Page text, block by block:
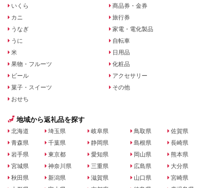
いくら
カニ
うなぎ
うに
米
果物・フルーツ
ビール
菓子・スイーツ
おせち
商品券・金券
旅行券
家電・電化製品
自転車
日用品
化粧品
アクセサリー
その他
地域から返礼品を探す
北海道
青森県
岩手県
宮城県
秋田県
埼玉県
千葉県
東京都
神奈川県
新潟県
岐阜県
静岡県
愛知県
三重県
滋賀県
鳥取県
島根県
岡山県
広島県
山口県
佐賀県
長崎県
熊本県
大分県
宮崎県